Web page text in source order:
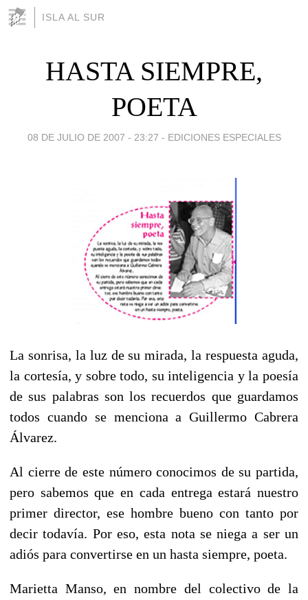
ISLA AL SUR
HASTA SIEMPRE,
POETA
08 DE JULIO DE 2007 - 23:27 - EDICIONES ESPECIALES
La sonrisa, la luz de su mirada, la respuesta aguda,
la cortesía, y sobre todo, su inteligencia y la poesía
de sus palabras son los recuerdos que guardamos
todos cuando se menciona a Guillermo Cabrera
Álvarez.
Al cierre de este número conocimos de su partida,
pero sabemos que en cada entrega estará nuestro
primer director, ese hombre bueno con tanto por
decir todavía. Por eso, esta nota se niega a ser un
adiós para convertirse en un hasta siempre, poeta.
Marietta Manso, en nombre del colectivo de la